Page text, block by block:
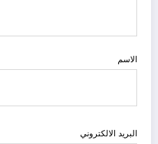
الاسم
البريد الالكتروني